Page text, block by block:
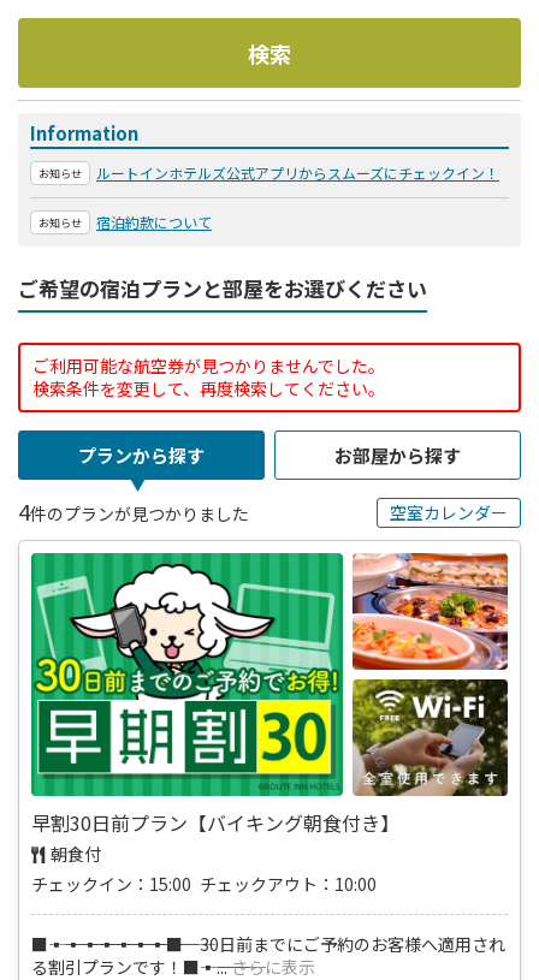
検索
Information
お知らせ ルートインホテルズ公式アプリからスムーズにチェックイン！
お知らせ 宿泊約款について
ご希望の宿泊プランと部屋をお選びください
ご利用可能な航空券が見つかりませんでした。
検索条件を変更して、再度検索してください。
プランから探す お部屋から探す
4件のプランが見つかりました 空室カレンダー
早割30日前プラン【バイキング朝食付き】
朝食付
チェックイン：15:00 チェックアウト：10:00
■―――▪―――▪―――▪―――▪―――▪―――▪―――▪―――■ 30日前までにご予約のお客様へ適用され
る割引プランです！■―――▪―――...さらに表示